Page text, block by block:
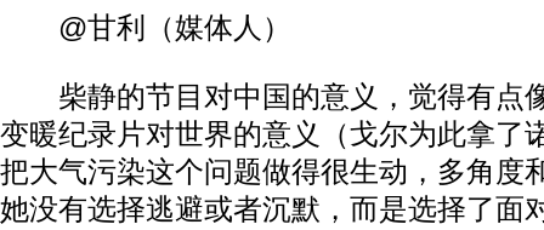
@甘利（媒体人）
柴静的节目对中国的意义，觉得有点
变暖纪录片对世界的意义（戈尔为此拿了
把大气污染这个问题做得很生动，多角度
她没有选择逃避或者沉默，而是选择了面